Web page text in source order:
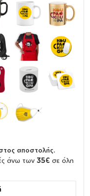
αποστολής.
άνω των 35€ σε όλη